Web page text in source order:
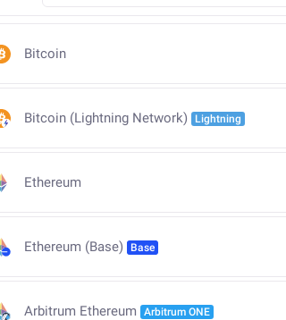
Bitcoin
Bitcoin (Lightning Network) Lightning
Ethereum
Ethereum (Base) Base
Arbitrum Ethereum Arbitrum ONE